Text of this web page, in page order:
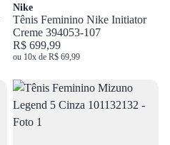
Nike
Tênis Feminino Nike Initiator
Creme 394053-107
R$ 699,99
ou 10x de R$ 69,99